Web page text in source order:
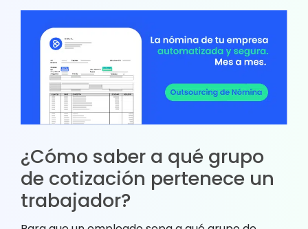
¿Cómo saber a qué grupo
de cotización pertenece un
trabajador?